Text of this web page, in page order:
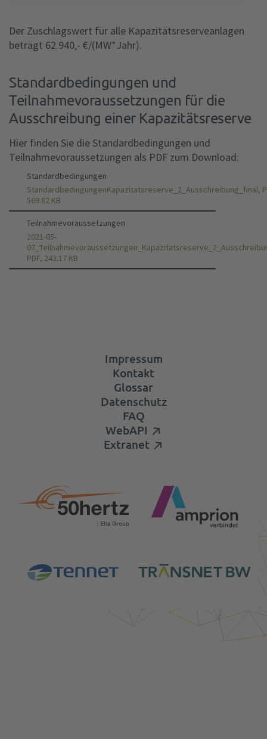
Der Zuschlagswert für alle Kapazitätsreserveanlagen
beträgt 62.940,- €/(MW*Jahr).
Standardbedingungen und
Teilnahmevoraussetzungen für die
Ausschreibung einer Kapazitätsreserve
Hier finden Sie die Standardbedingungen und
Teilnahmevoraussetzungen als PDF zum Download:
Standardbedingungen
StandardbedingungenKapazitatsreserve_2_Ausschreibung_final,
569.82 KB
Teilnahmevoraussetzungen
2021-05-
PDF, 243.17 KB
Impressum
Kontakt
Glossar
Datenschutz
FAQ
WebAPI
Extranet